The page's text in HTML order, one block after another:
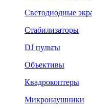
Светодиодные
Стабилизаторы
DJ пульты
Объективы
Квадрокоптеры
Микронаушники